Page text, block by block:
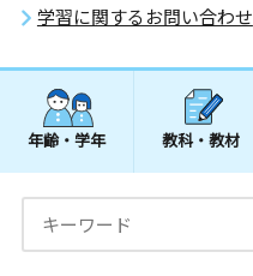
学習に関するお問い合わせ
年齢・学年 教科・教材